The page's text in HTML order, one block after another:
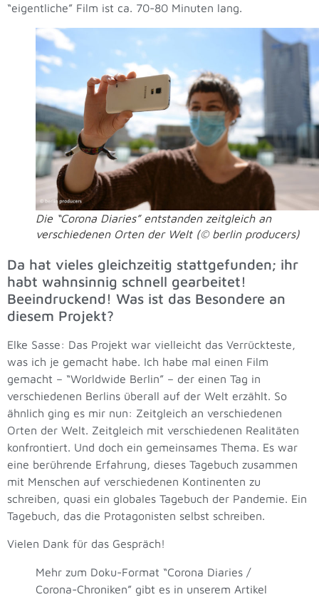
“eigentliche” Film ist ca. 70-80 Minuten lang.
Die “Corona Diaries” entstanden zeitgleich an
verschiedenen Orten der Welt (© berlin producers)
Da hat vieles gleichzeitig stattgefunden; ihr
habt wahnsinnig schnell gearbeitet!
Beeindruckend! Was ist das Besondere an
diesem Projekt?
Elke Sasse: Das Projekt war vielleicht das Verrückteste,
was ich je gemacht habe. Ich habe mal einen Film
gemacht – “Worldwide Berlin” – der einen Tag in
verschiedenen Berlins überall auf der Welt erzählt. So
ähnlich ging es mir nun: Zeitgleich an verschiedenen
Orten der Welt. Zeitgleich mit verschiedenen Realitäten
konfrontiert. Und doch ein gemeinsames Thema. Es war
eine berührende Erfahrung, dieses Tagebuch zusammen
mit Menschen auf verschiedenen Kontinenten zu
schreiben, quasi ein globales Tagebuch der Pandemie. Ein
Tagebuch, das die Protagonisten selbst schreiben.
Vielen Dank für das Gespräch!
Mehr zum Doku-Format “Corona Diaries /
Corona-Chroniken” gibt es in unserem Artikel